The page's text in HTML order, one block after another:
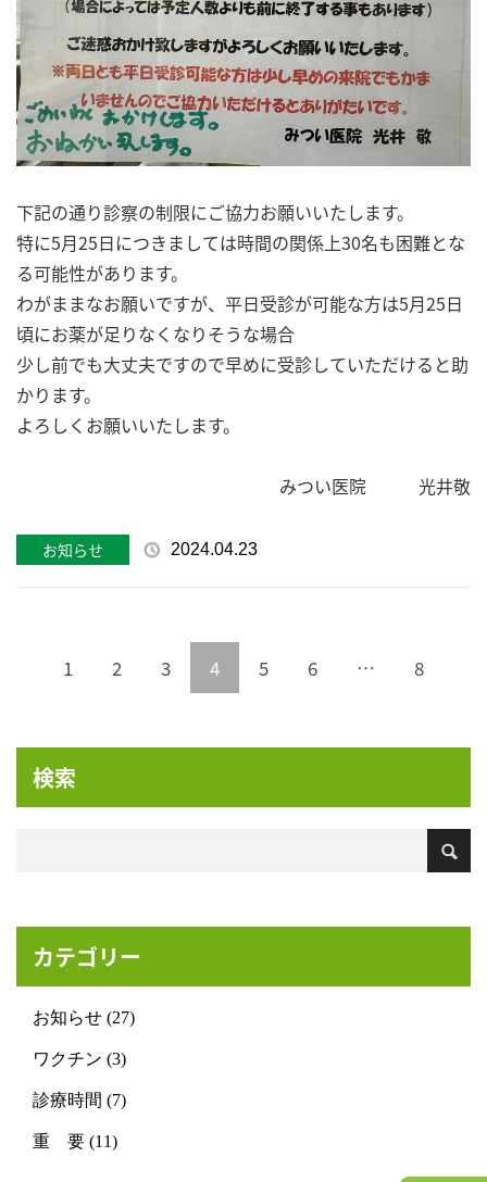
下記の通り診察の制限にご協力お願いいたします。
特に5月25日につきましては時間の関係上30名も困難とな
る可能性があります。
わがままなお願いですが、平日受診が可能な方は5月25日
頃にお薬が足りなくなりそうな場合
少し前でも大丈夫ですので早めに受診していただけると助
かります。
よろしくお願いいたします。
みつい医院 光井敬
お知らせ 2024.04.23
1 2 3 4 5 6 … 8
検索
カテゴリー
お知らせ (27)
ワクチン (3)
診療時間 (7)
重 要 (11)